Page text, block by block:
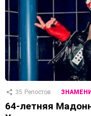
35 Репостов
64-летняя